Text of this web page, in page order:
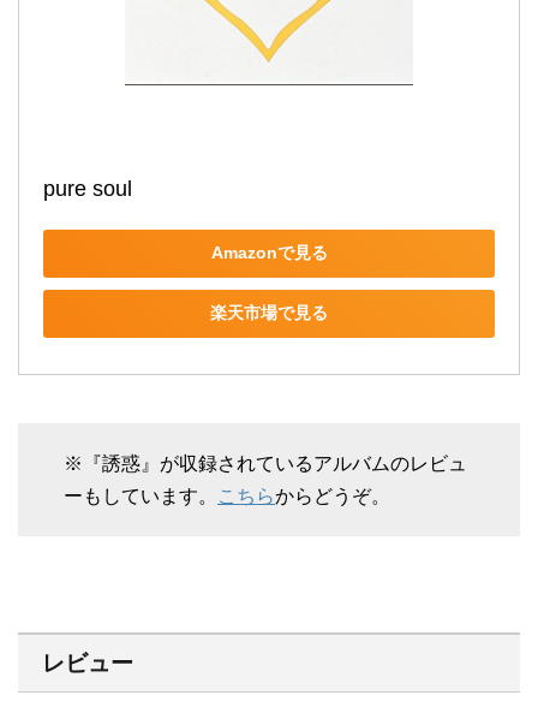
pure soul
Amazonで見る
楽天市場で見る
※『誘惑』が収録されているアルバムのレビュ
ーもしています。
こちらからどうぞ。
レビュー